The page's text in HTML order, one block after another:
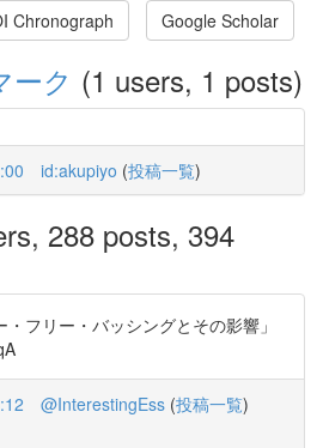
Chronograph Google Scholar
ーク (1 users, 1 posts)
id:akupiyo (投稿一覧)
288 posts, 394
フリー・バッシングとその影響」
@InterestingEss (投稿一覧)